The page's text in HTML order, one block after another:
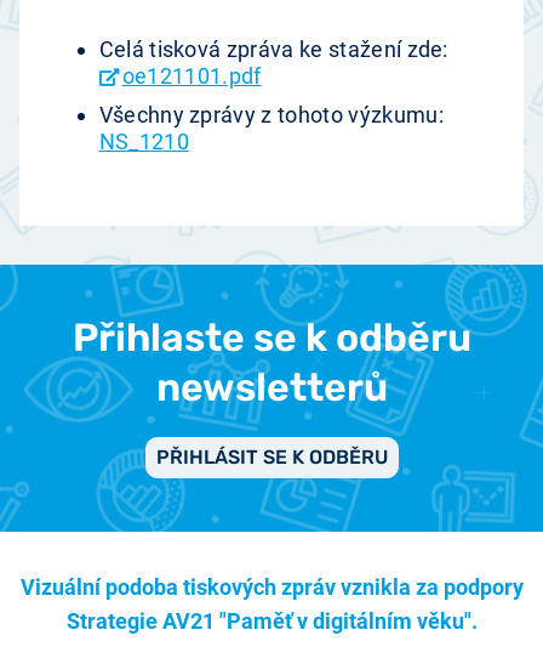
Celá tisková zpráva ke stažení zde:
oe121101.pdf
Všechny zprávy z tohoto výzkumu:
NS_1210
Přihlaste se k odběru
newsletterů
PŘIHLÁSIT SE K ODBĚRU
Vizuální podoba tiskových zpráv vznikla za podpory
Strategie AV21 "Paměť v digitálním věku".